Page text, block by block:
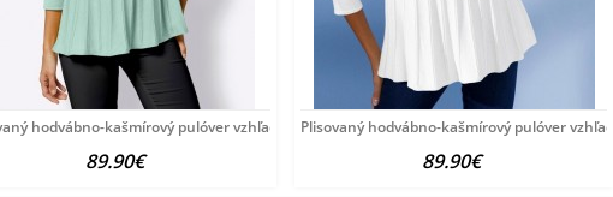
hodvábno-kašmírový pulóver vzhľadom Création
89.90€
Plisovaný hodvábno-kašmírový pulóver
89.90€